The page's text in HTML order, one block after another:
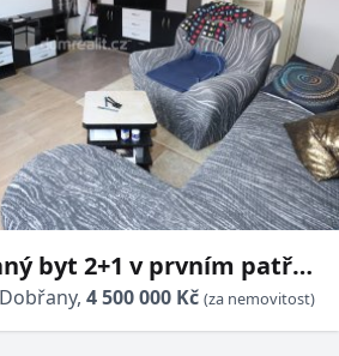
byt 2+1 v prvním patře
Dobřanech
4 500 000 Kč (za nemovitost)